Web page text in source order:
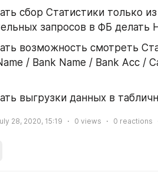
сбор Статистики только
запросов в ФБ делать
возможность смотреть
/ Bank Name / Bank Acc /
выгрузки данных в
28, 2020, 15:19 0 views 0 reactions